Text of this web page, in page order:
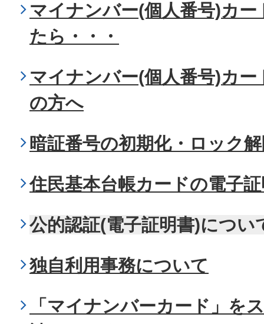
マイナンバー(個人番号)カ
たら・・・
マイナンバー(個人番号)カ
の方へ
暗証番号の初期化・ロック
住民基本台帳カードの電子
公的認証(電子証明書)につい
独自利用事務について
「マイナンバーカード」を